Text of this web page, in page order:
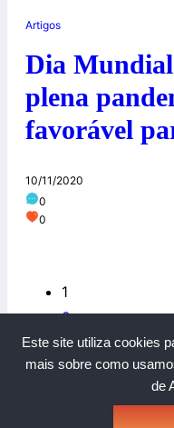
Este site utiliza cookies
mais sobre como
de
Artigos
Dia Mundial
plena
favorável
10/11/2020
0
0
1
2